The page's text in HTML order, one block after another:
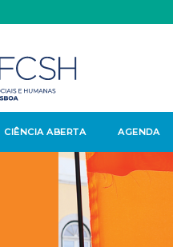
CIÊNCIA ABERTA AGENDA